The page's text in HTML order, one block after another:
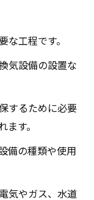
工程です。
気設備の設置な
するために必要
す。
備の種類や使用
気やガス、水道